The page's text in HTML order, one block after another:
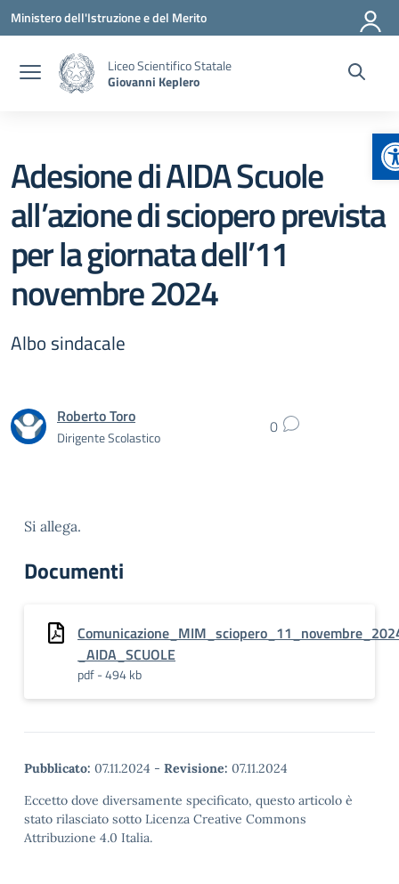
Vai ai contenuti
Vai al menu di navigazione
Vai al footer
Ministero dell'Istruzione e del Merito
Liceo Scientifico Statale
Giovanni Keplero
Adesione di AIDA Scuole
all’azione di sciopero prevista
per la giornata dell’11
novembre 2024
Albo sindacale
Roberto Toro
Dirigente Scolastico 0
Si allega.
Documenti
_AIDA_SCUOLE
pdf - 494 kb
Pubblicato: 07.11.2024 - Revisione: 07.11.2024
Eccetto dove diversamente specificato, questo articolo è
stato rilasciato sotto Licenza Creative Commons
Attribuzione 4.0 Italia.